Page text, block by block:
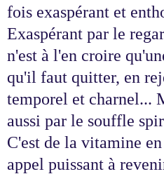
fois exaspérant et
Exaspérant par le
n'est à l'en croire
qu'il faut quitter, en
temporel et charnel...
aussi par le souffle
C'est de la vitamine
appel puissant à